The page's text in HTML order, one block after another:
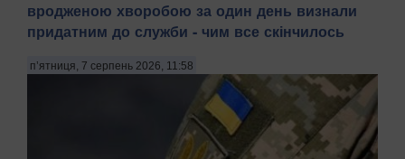
вродженою хворобою за один день визнали
придатним до служби - чим все скінчилось
п’ятниця, 7 серпень 2026, 11:58